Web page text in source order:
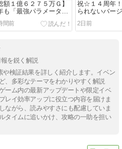
額１億６２７５万Ｇ】
も「最強パラメータ調
に挑戦！アストルティ
強のこうげき力１位に
間前
祝☆１４周年
られないバー
の「ふくびき
出！！
2日前
を鋭く解説
や検証結果を詳しく紹介します。イベン
、多彩なテーマをわかりやすく解説
ーム内の最新アップデートや限定イベ
レイ効率アップに役立つ内容を届けま
ながら、読みやすさにも配慮していま
タイムに追いかけ、攻略の一助を担い